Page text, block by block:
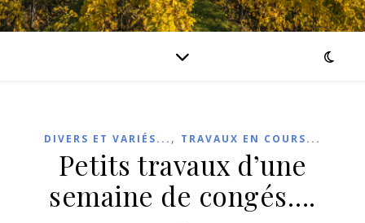
DIVERS ET VARIÉS... , TRAVAUX EN COURS...
Petits travaux d’une
semaine de congés….